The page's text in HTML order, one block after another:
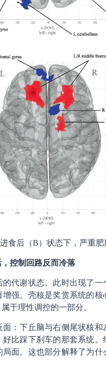
食后（B）状态下，严重
控制回路反而冷落
代谢状态。此时出现了
强。壳核是奖赏系统的
于理性调控的一部分。
：下丘脑与右侧尾状核
比踩下刹车的那套系统
面。这也部分解释了为